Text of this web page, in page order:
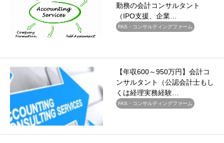
勤務の会計コンサルタント
（IPO支援、企業…
FAS・コンサルティングファーム
【年収600～950万円】会計コ
ンサルタント（公認会計士もし
くは経理実務経験…
FAS・コンサルティングファーム